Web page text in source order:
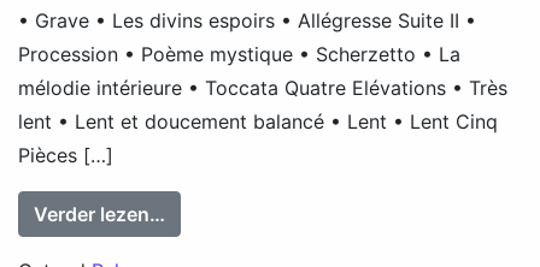
• Grave • Les divins espoirs • Allégresse Suite II •
Procession • Poème mystique • Scherzetto • La
mélodie intérieure • Toccata Quatre Elévations • Très
lent • Lent et doucement balancé • Lent • Lent Cinq
Pièces […]
Verder lezen…